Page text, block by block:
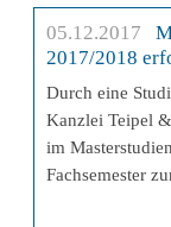
05.12.2017
2017/2018
Durch eine
Kanzlei Teipel
im
Fachsemester